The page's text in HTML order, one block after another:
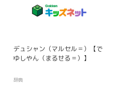
デュシャン（マルセル＝）【で
ゆしやん（まるせる＝）】
辞典